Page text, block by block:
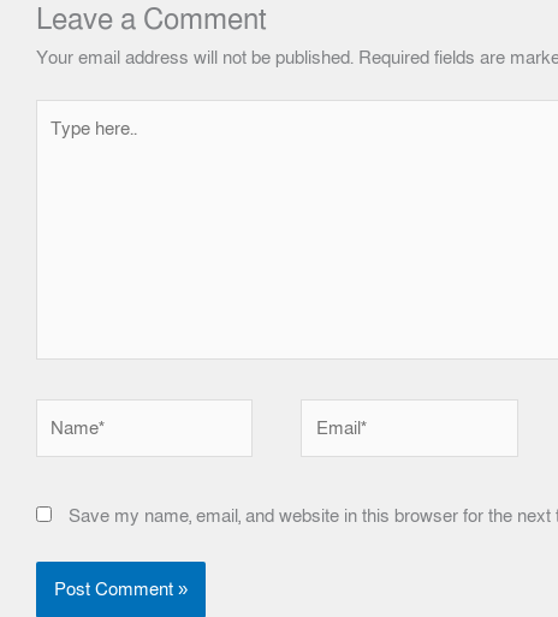
Leave a Comment
Your email address will not be published. Required fields are
here..
Save my name, email, and website in this browser for the